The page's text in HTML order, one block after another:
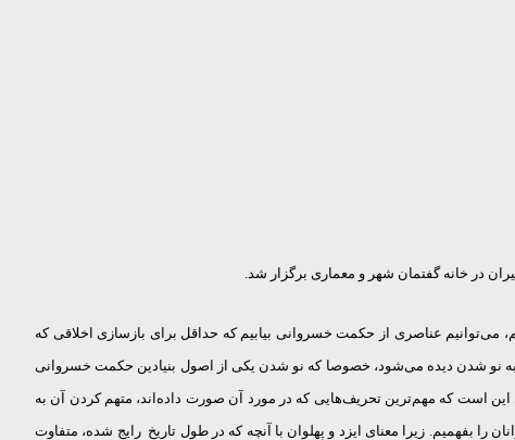
می‌توانیم عناصری از حكمت خسروانی بیابیم كه حداقل برای بازسازی اخلاقی كه
به نو شدن دیده می‌شود، خصوصا كه نو شدن یكی از اصول بنیادین حكمت خسروانی
است كه مهم‌ترین تحریف‌هایی كه در مورد آن صورت داده‌اند، متهم كردن آن به
بفهمیم. زیرا معنای ایزد و پهلوان با آنچه که در طول تاریخ رایج شده، متفاوت